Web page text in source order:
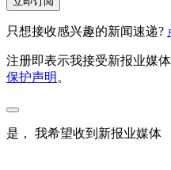
只想接收感兴趣的新闻速递?
注册即表示我接受新报业媒
保护声明 。
是， 我希望收到新报业媒体